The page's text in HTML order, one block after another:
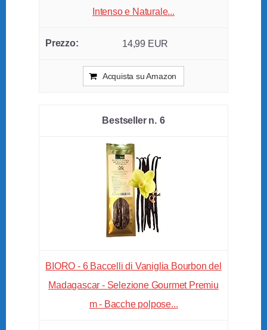
Intenso e Naturale...
14,99 EUR
Acquista su Amazon
6
BIORO - 6 Baccelli di Vaniglia Bourbon del
Madagascar - Selezione Gourmet Premiu
m - Bacche polpose...